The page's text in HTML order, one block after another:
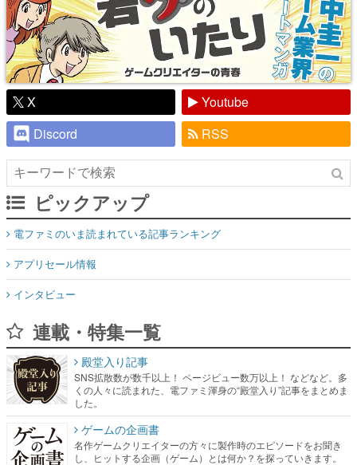
X
Youtube
Discord
RSS
ピックアップ
電ファミのいま読まれている記事ランキング
アプリセール情報
インタビュー
連載・特集一覧
殿堂入り記事
SNS拡散数が数千以上！ ページビュー数万以上！ などなど。多
くの人々に読まれた、電ファミ渾身の“殿堂入り”記事をまとめま
した。
ゲームの企画書
名作ゲームクリエイターの方々に製作時のエピソードをお聞き
し、ヒットする企画（ゲーム）とは何か？を探っていきます。